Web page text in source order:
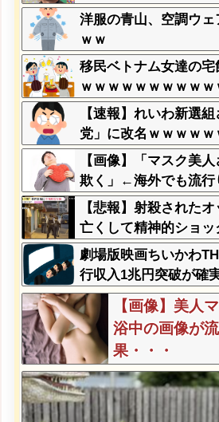
洋服の青山、空調ウ
ｗｗ
移民ベトナム女達の
ｗｗｗｗｗｗｗｗｗ
ｗｗｗｗ
【速報】れいわ新選
党」に改名ｗｗｗｗｗ
【画像】「マスク美
欺く」←海外でも流行
ちらw w w w w w w
【悲報】射殺された
亡くして精神的ショ
判明・・・
劇場版映画ちいかわ
行収入1兆円突破が確
ｗｗｗｗｗｗｗ
【画像】美人
浴中の画像が
果・・・